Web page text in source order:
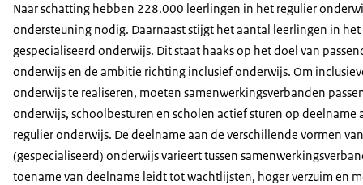
Naar schatting hebben 228.000 leerlingen in het regulier
ondersteuning nodig. Daarnaast stijgt het aantal leerlingen in het
gespecialiseerd onderwijs. Dit staat haaks op het doel van
onderwijs en de ambitie richting inclusief onderwijs. Om
onderwijs te realiseren, moeten samenwerkingsverbanden
onderwijs, schoolbesturen en scholen actief sturen op deelname
regulier onderwijs. De deelname aan de verschillende vormen van
(gespecialiseerd) onderwijs varieert tussen
toename van deelname leidt tot wachtlijsten, hoger verzuim en